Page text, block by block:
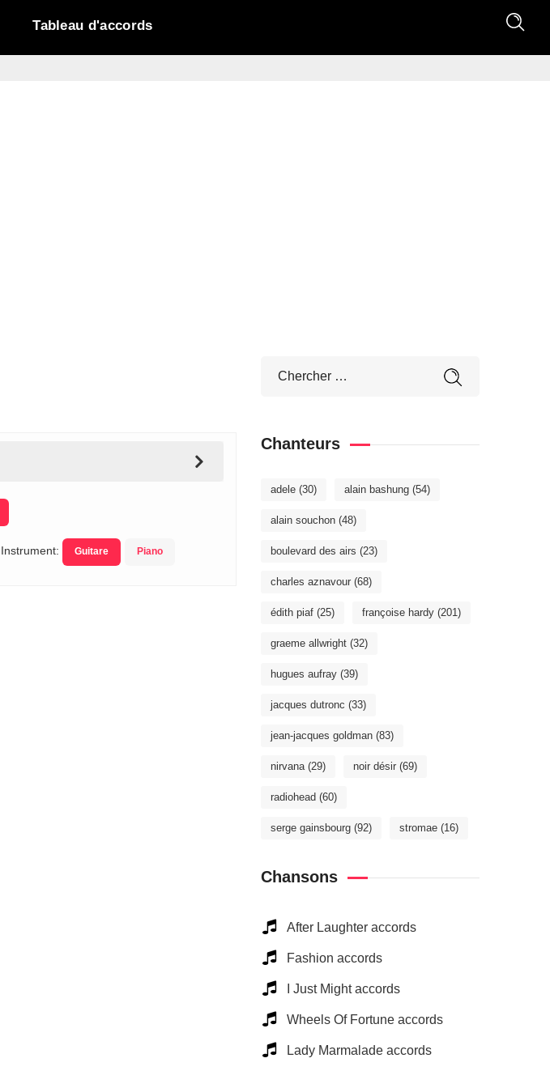
Tableau d'accords
Instrument: Guitare Piano
Chanteurs
adele (30) alain bashung (54)
alain souchon (48)
boulevard des airs (23)
charles aznavour (68)
édith piaf (25) françoise hardy (201)
graeme allwright (32)
hugues aufray (39)
jacques dutronc (33)
jean-jacques goldman (83)
nirvana(29) noir désir (69)
radiohead (60)
serge gainsbourg (92) stromae (16)
Chansons
After Laughter accords
Fashion accords
I Just Might accords
Wheels Of Fortune accords
Lady Marmalade accords